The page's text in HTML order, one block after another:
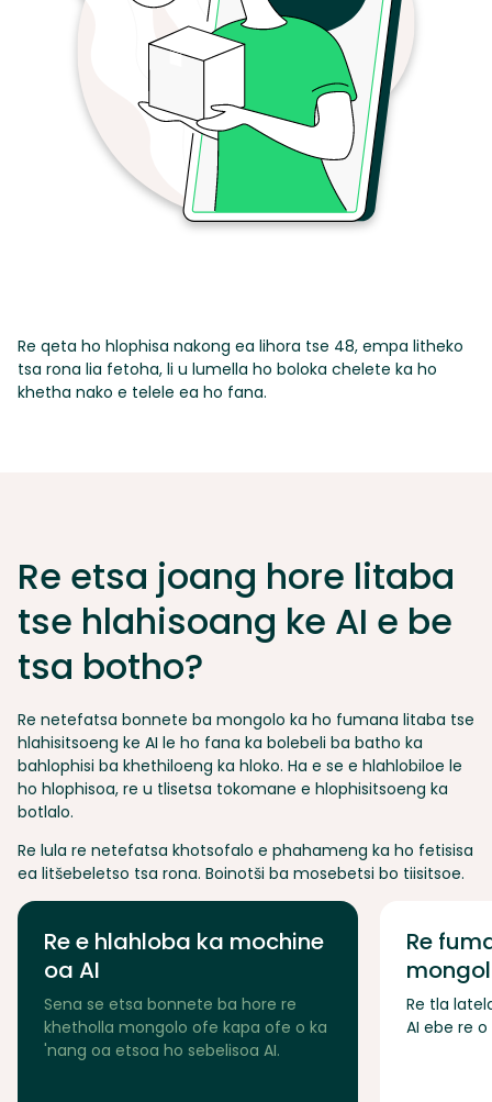
Re qeta ho hlophisa nakong ea lihora tse 48, empa litheko
tsa rona lia fetoha, li u lumella ho boloka chelete ka ho
khetha nako e telele ea ho fana.
Re etsa joang hore litaba
tse hlahisoang ke AI e be
tsa botho?
Re netefatsa bonnete ba mongolo ka ho fumana litaba tse
hlahisitsoeng ke AI le ho fana ka bolebeli ba batho ka
bahlophisi ba khethiloeng ka hloko. Ha e se e hlahlobiloe le
ho hlophisoa, re u tlisetsa tokomane e hlophisitsoeng ka
botlalo.
Re lula re netefatsa khotsofalo e phahameng ka ho fetisisa
ea litšebeletso tsa rona. Boinotši ba mosebetsi bo tiisitsoe.
Re e hlahloba ka mochine
oa AI
Sena se etsa bonnete ba hore re
khetholla mongolo ofe kapa ofe o ka
'nang oa etsoa ho sebelisoa AI.
Re
Re tla
AI ebe re